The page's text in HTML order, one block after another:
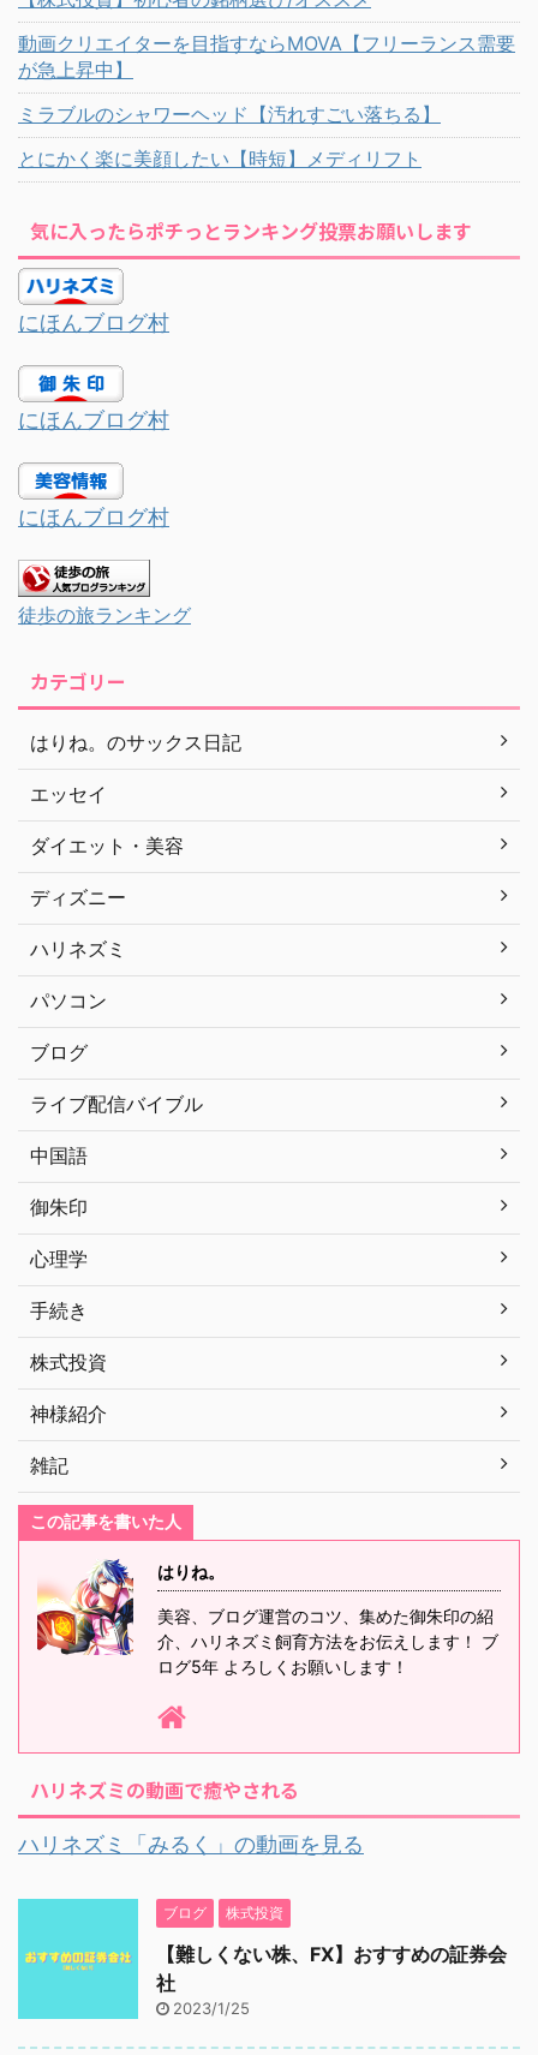
動画クリエイターを目指すならMOVA【フリーランス需要
が急上昇中】
ミラブルのシャワーヘッド【汚れすごい落ちる】
とにかく楽に美顔したい【時短】メディリフト
気に入ったらポチっとランキング投票お願いします
にほんブログ村
にほんブログ村
にほんブログ村
徒歩の旅ランキング
カテゴリー
はりね。のサックス日記
エッセイ
ダイエット・美容
ディズニー
ハリネズミ
パソコン
ブログ
ライブ配信バイブル
中国語
御朱印
心理学
手続き
株式投資
神様紹介
雑記
この記事を書いた人
はりね。
美容、ブログ運営のコツ、集めた御朱印の紹
介、ハリネズミ飼育方法をお伝えします！ ブ
ログ5年 よろしくお願いします！
ハリネズミの動画で癒やされる
ハリネズミ「みるく」の動画を見る
ブログ 株式投資
【難しくない株、FX】おすすめの証券会
社
2023/1/25